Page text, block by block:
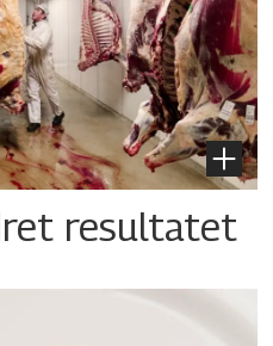
resultatet